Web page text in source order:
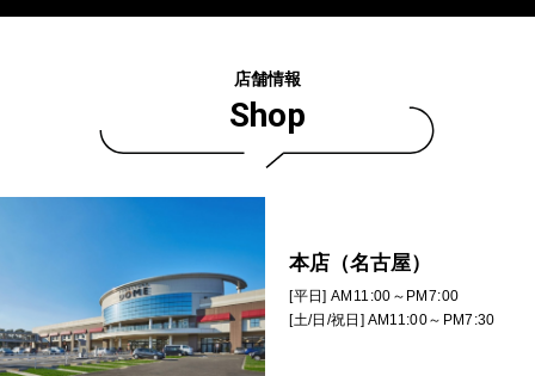
店舗情報
Shop
本店（名古屋）
[平日] AM11:00～PM7:00
[土/日/祝日] AM11:00～PM7:30